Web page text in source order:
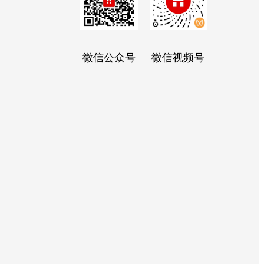
微信公众号 微信视频号